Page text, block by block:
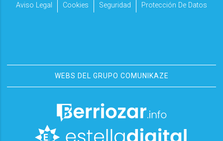
Aviso Legal
Cookies Seguridad Protección De Datos
WEBS DEL GRUPO COMUNIKAZE